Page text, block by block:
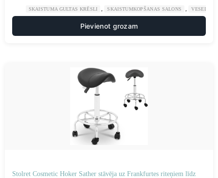
SKAISTUMA GULTAS KRĒSLI SKAISTUMKOPŠANAS SALONS VESELĪBA
Pievienot grozam
Stolret Cosmetic Hoker Sather stāvēja uz Frankfurtes riteņiem līdz